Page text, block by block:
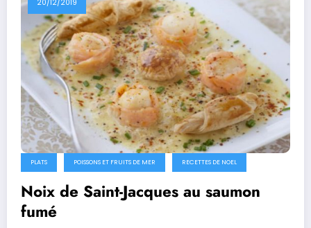
20/12/2019
PLATS POISSONS ET FRUITS DE MER RECETTES DE NOEL
Noix de Saint-Jacques au saumon
fumé